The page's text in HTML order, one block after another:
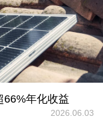
66%年化收益
2026.06.03